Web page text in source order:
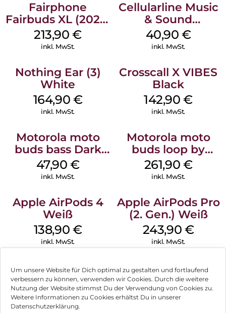
Um unsere Website für Dich optimal zu gestalten und fortlaufend
verbessern zu können, verwenden wir Cookies. Durch die weitere
Nutzung der Website stimmst Du der Verwendung von Cookies zu.
Weitere Informationen zu Cookies erhältst Du in unserer
Datenschutzerklärung.
Fairphone
Fairbuds XL (2025)
Forest Green
213,90€
inkl. MwSt.
Cellularline Music
& Sound
Bluetooth
Headphone MAXI
40,90 €
inkl. MwSt.
Nothing Ear (3)
White
164,90 €
inkl. MwSt.
Crosscall X VIBES
Black
142,90€
inkl. MwSt.
Motorola moto
buds bass Dark
Shadow
47,90 €
inkl. MwSt.
Motorola moto
buds loop by
Swarovski French
Oak
261,90 €
inkl. MwSt.
Apple AirPods 4
Weiß
138,90 €
inkl. MwSt.
Apple AirPods Pro
(2. Gen.) Weiß
243,90 €
inkl. MwSt.
Impressum